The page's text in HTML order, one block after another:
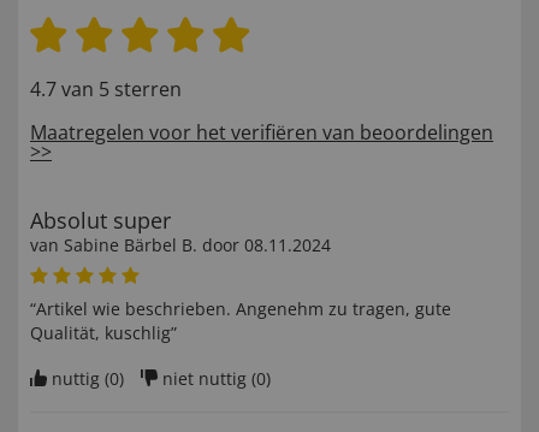
4.7 van 5 sterren
Maatregelen voor het verifiëren van beoordelingen
>>
Absolut super
van Sabine Bärbel B. door 08.11.2024
“Artikel wie beschrieben. Angenehm zu tragen, gute
Qualität, kuschlig”
nuttig (0) niet nuttig (0)